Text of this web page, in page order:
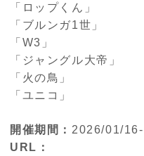
「ロップくん」
「ブルンガ1世」
「W3」
「ジャングル大帝」
「火の鳥」
「ユニコ」
開催期間： 2026/01/
URL：